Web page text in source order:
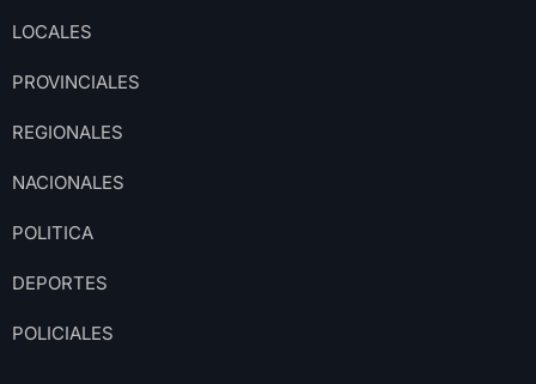
LOCALES
PROVINCIALES
REGIONALES
NACIONALES
POLITICA
DEPORTES
POLICIALES